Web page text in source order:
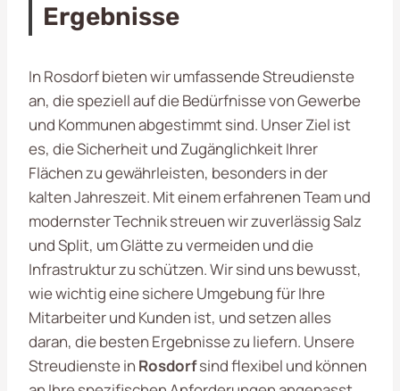
Ergebnisse
In Rosdorf bieten wir umfassende Streudienste
an, die speziell auf die Bedürfnisse von Gewerbe
und Kommunen abgestimmt sind. Unser Ziel ist
es, die Sicherheit und Zugänglichkeit Ihrer
Flächen zu gewährleisten, besonders in der
kalten Jahreszeit. Mit einem erfahrenen Team und
modernster Technik streuen wir zuverlässig Salz
und Split, um Glätte zu vermeiden und die
Infrastruktur zu schützen. Wir sind uns bewusst,
wie wichtig eine sichere Umgebung für Ihre
Mitarbeiter und Kunden ist, und setzen alles
daran, die besten Ergebnisse zu liefern. Unsere
Streudienste in Rosdorfsind flexibel und können